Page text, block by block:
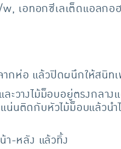
เอทอกซีเลเต็ดแอลก
กห่อ แล้วปิดผนึกให้สนิท
ะวางไม้ม็อบอยู่ตรงกล
นติดกับหัวไม้ม็อบแล้วน
า-หลัง แล้วทิ้ง